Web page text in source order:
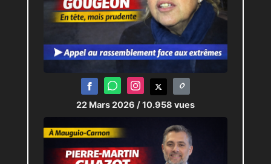
22 Mars 2026 / 10.958 vues